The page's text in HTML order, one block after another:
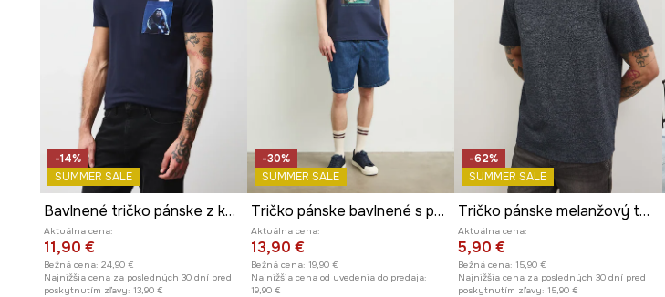
-14%
SUMMER SALE
Bavlnené tričko pánske z kolekcie Harry Potter
Aktuálna cena:
11,90 €
Bežná cena: 24,90 €
Najnižšia cena za posledných 30 dní pred
poskytnutím zľavy: 13,90 €
-30%
SUMMER SALE
Tričko pánske bavlnené s potlačou z kolekcie Kit Mizeres x Medicine
Aktuálna cena:
13,90 €
Bežná cena: 19,90 €
Najnižšia cena od uvedenia do predaja:
19,90 €
-62%
SUMMER SALE
Tričko pánske melanžový tmavomodrá farba
Aktuálna cena:
5,90 €
Bežná cena: 15,90 €
Najnižšia cena za posledných 30 dní pred
poskytnutím zľavy: 15,90 €